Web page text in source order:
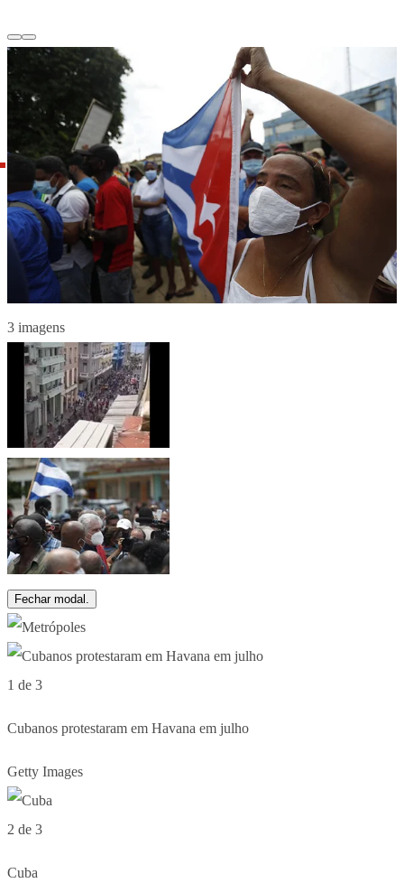
3 imagens
Fechar modal.
1 de 3
Cubanos protestaram em Havana em julho
Getty Images
2 de 3
Cuba